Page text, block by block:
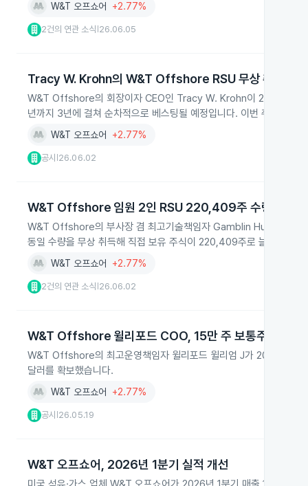
W&T 오프쇼어 +2.77%
2건의 연관 소식 26.06.05
Tracy W. Krohn의 W&T Offshore RSU 무상 취득
W&T Offshore의 회장이자 CEO인 Tracy W. Krohn이 2026년 5
년까지 3년에 걸쳐 순차적으로 베스팅될 예정입니다. 이번 취득으
W&T 오프쇼어 +2.77%
공시 26.06.02
W&T Offshore 임원 2인 RSU 220,409주 수령
W&T Offshore의 부사장 겸 최고기술책임자 Gamblin Huan이
동일 수량을 무상 취득해 직접 보유 주식이 220,409주로 늘었습니
W&T 오프쇼어 +2.77%
2건의 연관 소식 26.06.02
W&T Offshore 윌리포드 COO, 15만 주 보통주로 전환
W&T Offshore의 최고운영책임자 윌리포드 윌리엄 J가 2026년 5
달러를 확보했습니다.
W&T 오프쇼어 +2.77%
공시 26.05.19
W&T 오프쇼어, 2026년 1분기 실적 개선